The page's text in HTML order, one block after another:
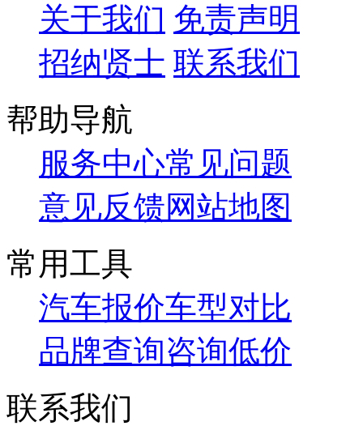
关于我们 免责声明
招纳贤士 联系我们
帮助导航
服务中心常见问题
意见反馈网站地图
常用工具
汽车报价车型对比
品牌查询咨询低价
联系我们